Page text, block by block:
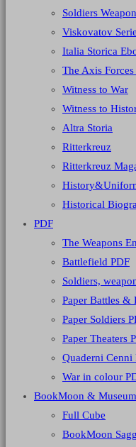
Soldiers
Viskovatov
Italia Storica
The Axis
Witness to War
Witness to
Altra Storia
Ritterkreuz
Ritterkreuz
Historical
PDF
The Weapons
Battlefield PDF
Soldiers,
Paper Battles &
Paper Soldiers
Paper Theaters
Quaderni Cenni
War in colour
BookMoon & Museum
Full Cube
BookMoon